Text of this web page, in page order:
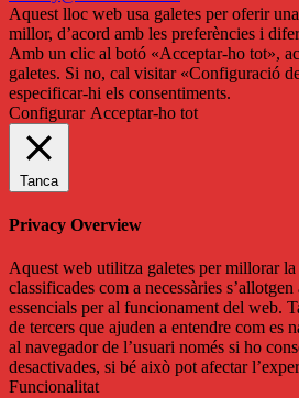
Aquest lloc web usa galetes per oferir
millor, d’acord amb les preferències i
Amb un clic al botó «Acceptar-ho tot»,
galetes. Si no, cal visitar «Configuració
especificar-hi els consentiments.
Configurar Acceptar-ho tot
Tanca
Privacy Overview
Aquest web utilitza galetes per millorar
classificades com a necessàries
essencials per al funcionament del web.
de tercers que ajuden a entendre com es
al navegador de l’usuari només si ho
desactivades, si bé això pot afectar
Funcionalitat